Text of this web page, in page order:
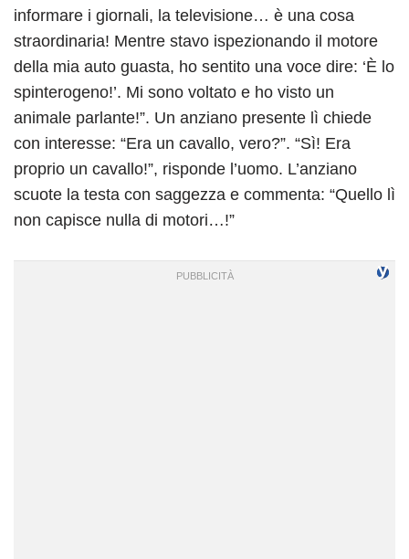
informare i giornali, la televisione… è una cosa
straordinaria! Mentre stavo ispezionando il motore
della mia auto guasta, ho sentito una voce dire: ‘È lo
spinterogeno!’. Mi sono voltato e ho visto un
animale parlante!”. Un anziano presente lì chiede
con interesse: “Era un cavallo, vero?”. “Sì! Era
proprio un cavallo!”, risponde l’uomo. L’anziano
scuote la testa con saggezza e commenta: “Quello lì
non capisce nulla di motori…!”